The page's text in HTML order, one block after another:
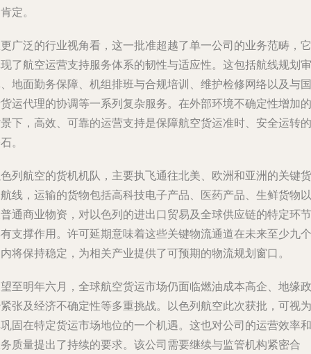
定。
广泛的行业视角看，这一批准超越了单一公司的业务范畴，它
了航空运营支持服务体系的韧性与适应性。这包括航线规划审
地面勤务保障、机组排班与合规培训、维护检修网络以及与国
运代理的协调等一系列复杂服务。在外部环境不确定性增加的
下，高效、可靠的运营支持是保障航空货运准时、安全运转的
。
列航空的货机机队，主要执飞通往北美、欧洲和亚洲的关键货
线，运输的货物包括高科技电子产品、医药产品、生鲜货物以
通商业物资，对以色列的进出口贸易及全球供应链的特定环节
支撑作用。许可延期意味着这些关键物流通道在未来至少九个
将保持稳定，为相关产业提供了可预期的物流规划窗口。
至明年六月，全球航空货运市场仍面临燃油成本高企、地缘政
张及经济不确定性等多重挑战。以色列航空此次获批，可视为
固在特定货运市场地位的一个机遇。这也对公司的运营效率和
质量提出了持续的要求。该公司需要继续与监管机构紧密合